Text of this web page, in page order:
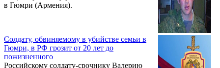
в Гюмри (Армения).
Солдату, обвиняемому в убийстве семьи в
Гюмри, в РФ грозит от 20 лет до
пожизненного
Российскому солдату-срочнику Валерию